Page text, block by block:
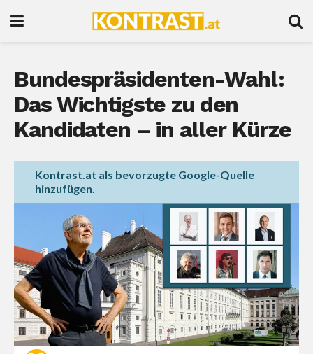
Bundespräsidenten-Wahl:
Das Wichtigste zu den
Kandidaten – in aller Kürze
Kontrast.at als bevorzugte Google-Quelle
hinzufügen.